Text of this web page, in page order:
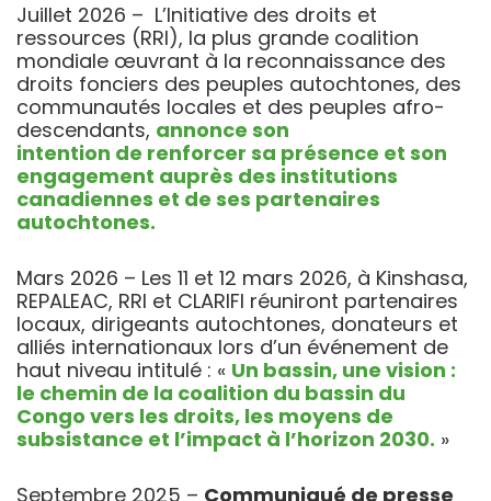
Juillet 2026 – L’Initiative des droits et
ressources (RRI), la plus grande coalition
mondiale œuvrant à la reconnaissance des
droits fonciers des peuples autochtones, des
communautés locales et des peuples afro-
descendants, annonce son
intention de renforcer sa présence et son
engagement auprès des institutions
canadiennes et de ses partenaires
autochtones.
Mars 2026 – Les 11 et 12 mars 2026, à Kinshasa,
REPALEAC, RRI et CLARIFI réuniront partenaires
locaux, dirigeants autochtones, donateurs et
alliés internationaux lors d’un événement de
haut niveau intitulé : « Un bassin, une vision :
le chemin de la coalition du bassin du
Congo vers les droits, les moyens de
subsistance et l’impact à l’horizon 2030. »
Septembre 2025 – Communiqué de presse